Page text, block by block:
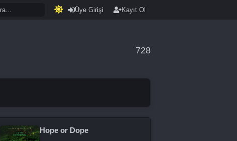
Üye Girişi Kayıt Ol
728
Hope or Dope